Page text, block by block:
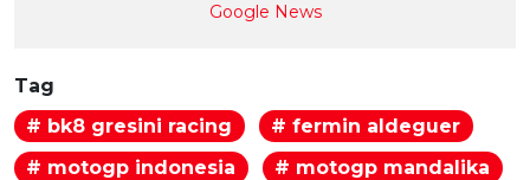
Google News
Tag
# bk8 gresini racing
# fermin aldeguer
# motogp indonesia
# motogp mandalika